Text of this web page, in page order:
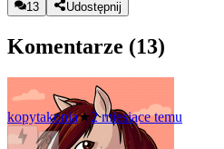
13 Udostępnij
Komentarze (13)
kopytakonia★2 miesiące temu
0